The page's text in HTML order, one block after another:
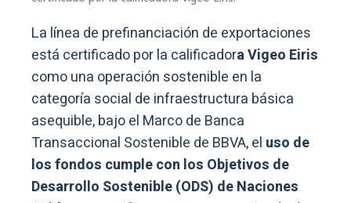
La línea de prefinanciación de exportaciones
está certificado por la calificadora Vigeo Eiris
como una operación sostenible en la
categoría social de infraestructura básica
asequible, bajo el Marco de Banca
Transaccional Sostenible de BBVA, el uso de
los fondos cumple con los Objetivos de
Desarrollo Sostenible (ODS) de Naciones